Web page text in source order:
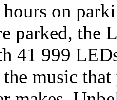
on
parked, the
41 999
music